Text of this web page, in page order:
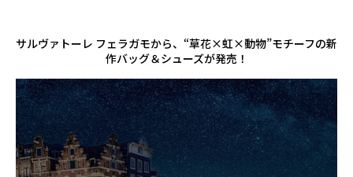
サルヴァトーレ フェラガモから、“草花×虹×動物”モチーフの新
作バッグ＆シューズが発売！